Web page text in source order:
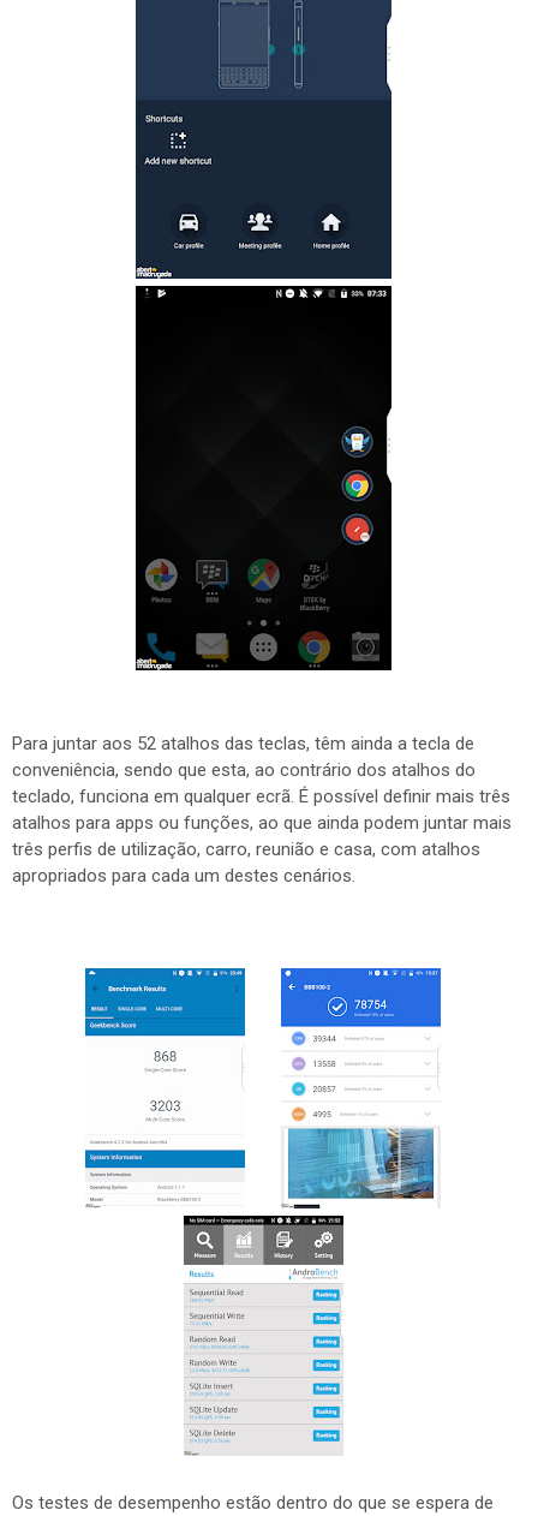
Para juntar aos 52 atalhos das teclas, têm ainda a tecla de
conveniência, sendo que esta, ao contrário dos atalhos do
teclado, funciona em qualquer ecrã. É possível definir mais três
atalhos para apps ou funções, ao que ainda podem juntar mais
três perfis de utilização, carro, reunião e casa, com atalhos
apropriados para cada um destes cenários.
Os testes de desempenho estão dentro do que se espera de